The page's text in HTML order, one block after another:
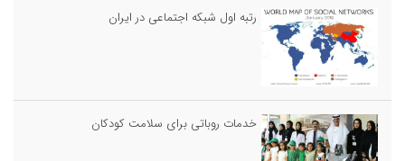
رتبه اول شبکه اجتماعی در ایران
خدمات روباتى براى سلامت كودكان